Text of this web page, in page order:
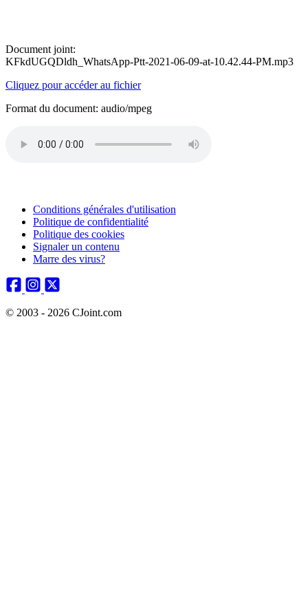
Document joint:
KFkdUGQDldh_WhatsApp-Ptt-2021-06-09-at-10.42.44-PM.mp3
Cliquez pour accéder au fichier
Format du document: audio/mpeg
Conditions générales d'utilisation
Politique de confidentialité
Politique des cookies
Signaler un contenu
Marre des virus?
© 2003 - 2026 CJoint.com